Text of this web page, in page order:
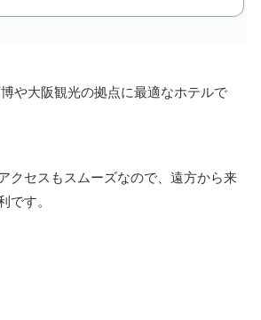
や大阪観光の拠点に最適なホテルで
クセスもスムーズなので、遠方から来
です。